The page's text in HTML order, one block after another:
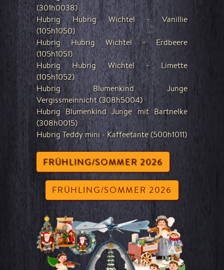
(301h0038)
Hubrig Hubrig Wichtel - Vanillie
(105h1050)
Hubrig Hubrig Wichtel - Erdbeere
(105h1051)
Hubrig Hubrig Wichtel - Limette
(105h1052)
Hubrig Blumenkind Junge
Vergissmeinnicht (308h5004)
Hubrig Blumenkind Junge mit Bartnelke
(308h0015)
Hubrig Teddy mini - Kaffeetante (500h1011)
FRÜHLING/SOMMER 2026
FRÜHLING/SOMMER 2026